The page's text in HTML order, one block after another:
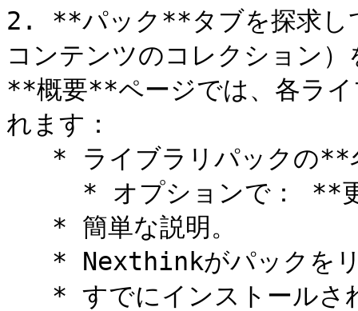
2. **パック**タブを探求し
コンテンツのコレクション
**概要**ページでは、各ライ
れます：